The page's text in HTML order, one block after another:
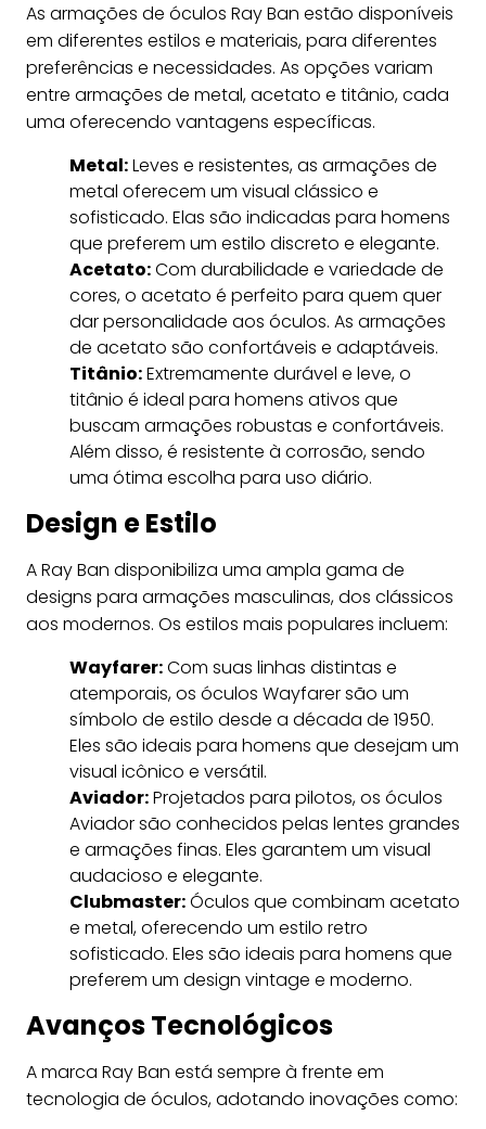
As armações de óculos Ray Ban estão disponíveis
em diferentes estilos e materiais, para diferentes
preferências e necessidades. As opções variam
entre armações de metal, acetato e titânio, cada
uma oferecendo vantagens específicas.
Metal:Leves e resistentes, as armações de
metal oferecem um visual clássico e
sofisticado. Elas são indicadas para homens
que preferem um estilo discreto e elegante.
Acetato:Com durabilidade e variedade de
cores, o acetato é perfeito para quem quer
dar personalidade aos óculos. As armações
de acetato são confortáveis e adaptáveis.
Titânio:Extremamente durável e leve, o
titânio é ideal para homens ativos que
buscam armações robustas e confortáveis.
Além disso, é resistente à corrosão, sendo
uma ótima escolha para uso diário.
Design e Estilo
A Ray Ban disponibiliza uma ampla gama de
designs para armações masculinas, dos clássicos
aos modernos. Os estilos mais populares incluem:
Wayfarer:Com suas linhas distintas e
atemporais, os óculos Wayfarer são um
símbolo de estilo desde a década de 1950.
Eles são ideais para homens que desejam um
visual icônico e versátil.
Aviador:Projetados para pilotos, os óculos
Aviador são conhecidos pelas lentes grandes
e armações finas. Eles garantem um visual
audacioso e elegante.
Clubmaster:Óculos que combinam acetato
e metal, oferecendo um estilo retro
sofisticado. Eles são ideais para homens que
preferem um design vintage e moderno.
Avanços Tecnológicos
A marca Ray Ban está sempre à frente em
tecnologia de óculos, adotando inovações como: